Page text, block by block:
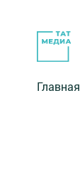
Главная